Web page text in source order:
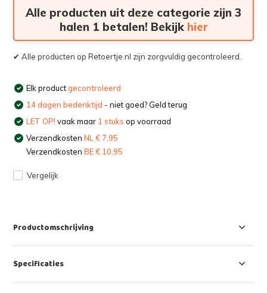
Alle producten uit deze categorie zijn 3
halen 1 betalen! Bekijk hier
✔ Alle producten op Retoertje.nl zijn zorgvuldig gecontroleerd.
Elk productgecontroleerd
14 dagen bedenktijd - niet goed? Geld terug
LET OP! vaak maar 1 stuks op voorraad
VerzendkostenNL € 7,95
VerzendkostenBE € 10,95
Vergelijk
Productomschrijving
Specificaties